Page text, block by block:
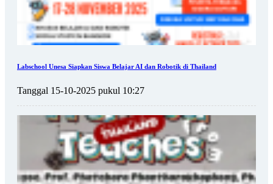
Labschool Unesa Siapkan Siswa Belajar AI dan Robotik di Thailand
Tanggal 15-10-2025 pukul 10:27